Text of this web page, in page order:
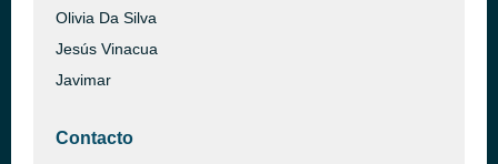
Olivia Da Silva
Jesús Vinacua
Javimar
Contacto